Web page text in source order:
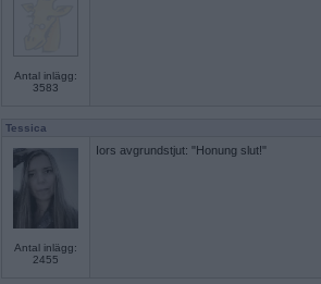
Antal inlägg:
3583
Tessica
Antal inlägg:
2455
Iors avgrundstjut: "Honung slut!"